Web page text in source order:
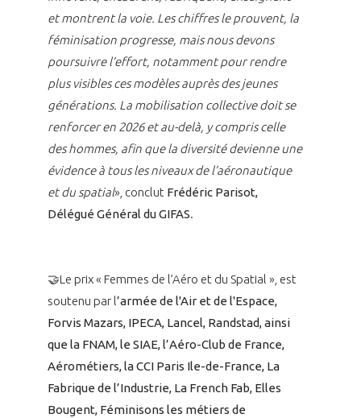
et montrent la voie. Les chiffres le prouvent, la
féminisation progresse, mais nous devons
poursuivre l’effort, notamment pour rendre
plus visibles ces modèles auprès des jeunes
générations. La mobilisation collective doit se
renforcer en 2026 et au-delà, y compris celle
des hommes, afin que la diversité devienne une
évidence à tous les niveaux de l’aéronautique
et du spatial», conclut Frédéric Parisot,
Délégué Général du GIFAS.
🤝Le prix « Femmes de l’Aéro et du Spatial », est
soutenu par l’armée de l'Air et de l'Espace,
Forvis Mazars, IPECA, Lancel, Randstad, ainsi
que la FNAM, le SIAE, l’Aéro-Club de France,
Aérométiers, la CCI Paris Ile-de-France, La
Fabrique de l’Industrie, La French Fab, Elles
Bougent, Féminisons les métiers de